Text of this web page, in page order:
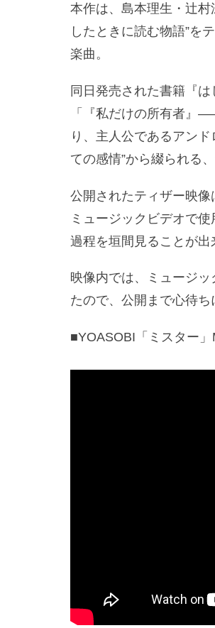
本作は、島本理生・辻
したときに読む物語”を
楽曲。
同日発売された書籍『
「『私だけの所有者』
り、主人公であるアンド
ての感情”から綴られる
公開されたティザー映像
ミュージックビデオで
過程を垣間見ることが出
映像内では、ミュージ
たので、公開まで心待ち
■YOASOBI「ミスター」